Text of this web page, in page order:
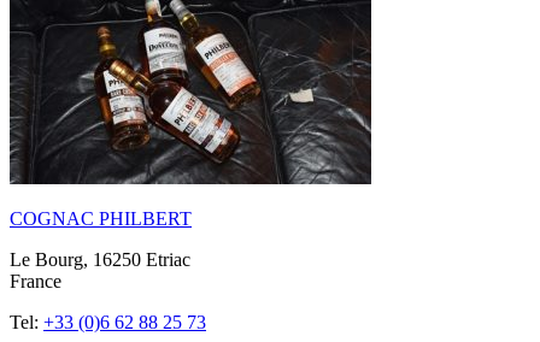
COGNAC PHILBERT
Le Bourg, 16250 Etriac
France
Tel: +33 (0)6 62 88 25 73